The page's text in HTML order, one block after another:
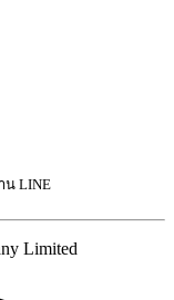
น LINE
Limited